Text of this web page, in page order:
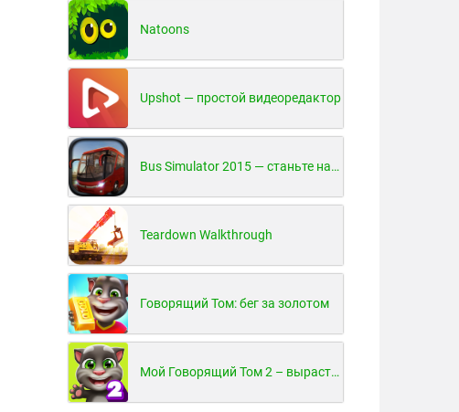
Natoons
Upshot — простой видеоредактор
Bus Simulator 2015 — станьте настоящим водителем автобуса!
Teardown Walkthrough
Говорящий Том: бег за золотом
Мой Говорящий Том 2 – вырасти и воспитай своего котенка